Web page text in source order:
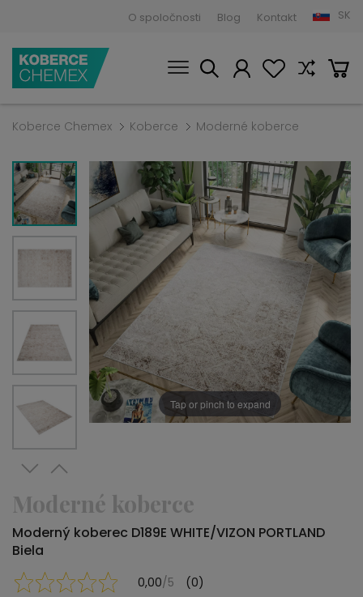
O spoločnosti Blog Kontakt SK
Koberce Chemex Koberce Moderné koberce
Tap or pinch to expand
Moderné koberce
Moderný koberec D189E WHITE/VIZON PORTLAND
Biela
0,00/5 (0)